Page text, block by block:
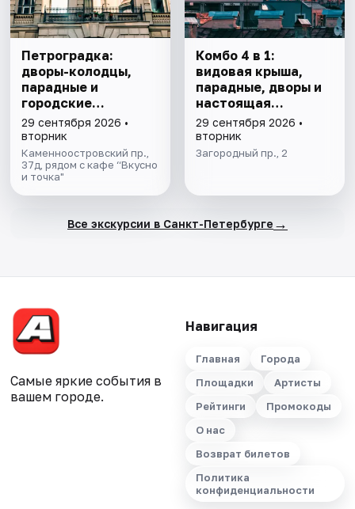
Петроградка:
дворы-колодцы,
парадные и
городские
редкости
29 сентября 2026 •
вторник
Каменноостровский пр.,
37д, рядом с кафе “Вкусно
и точка"
Комбо 4 в 1:
видовая крыша,
парадные, дворы и
настоящая
коммуналка
29 сентября 2026 •
вторник
Загородный пр., 2
Все экскурсии в Санкт-Петербурге →
Самые яркие события в
вашем городе.
Навигация
Главная
Города
Площадки
Артисты
Рейтинги
Промокоды
О нас
Возврат билетов
Политика
конфиденциальности